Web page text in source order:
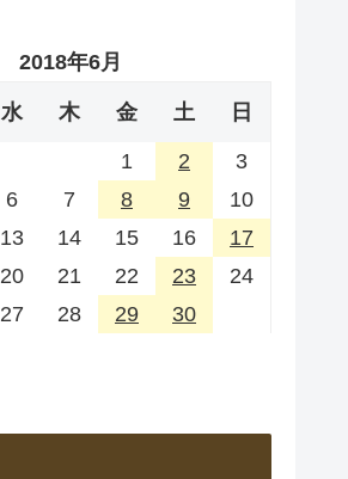
2018年6月
水 木 金 土 日
1 2
3
6 7 8 9
10
13 14 15 16
17
20 21 22 23
24
27 28 29 30